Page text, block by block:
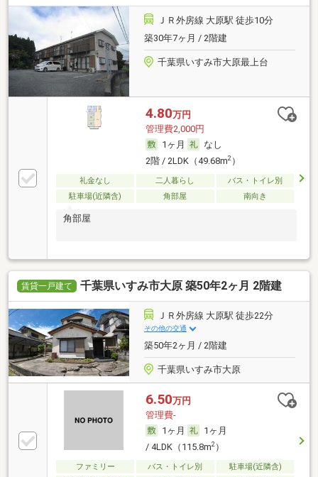
ＪＲ外房線 大原駅 徒歩10分
築30年7ヶ月 / 2階建
千葉県いすみ市大原最上台
4.80万円
管理費2,000円
1ヶ月
なし
2階 / 2LDK（49.68m2）
礼金なし 二人暮らし
バス・トイレ別
駐車場(近隣含)
角部屋 南向き
角部屋
賃貸一戸建て 千葉県いすみ市大原 築50年2ヶ月 2階建
ＪＲ外房線 大原駅 徒歩22分
その他の交通
築50年2ヶ月 / 2階建
千葉県いすみ市大原
6.50万円
管理費-
1ヶ月
1ヶ月
/ 4LDK（115.8m2）
ファミリー バス・トイレ別
駐車場(近隣含)